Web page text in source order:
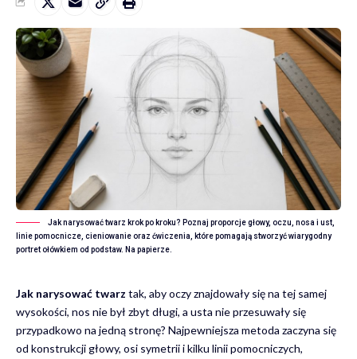
Jak narysować twarz krok po kroku? Poznaj proporcje głowy, oczu, nosa i ust,
linie pomocnicze, cieniowanie oraz ćwiczenia, które pomagają stworzyć wiarygodny
portret ołówkiem od podstaw. Na papierze.
Jak narysować twarz tak, aby oczy znajdowały się na tej samej
wysokości, nos nie był zbyt długi, a usta nie przesuwały się
przypadkowo na jedną stronę? Najpewniejsza metoda zaczyna się
od konstrukcji głowy, osi symetrii i kilku linii pomocniczych,